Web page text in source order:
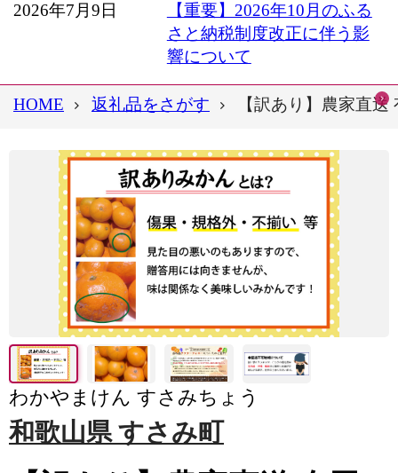
2026年7月9日
【重要】2026年10月のふる
さと納税制度改正に伴う影
響について
HOME 返礼品をさがす 【訳あり】農家直
わかやまけん すさみちょう
和歌山県 すさみ町